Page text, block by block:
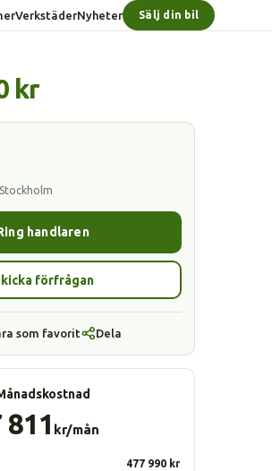
VerkstäderNyheter Sälj din bil
kr
handlaren
förfrågan
som favorit Dela
811 kr/mån
477 990 kr